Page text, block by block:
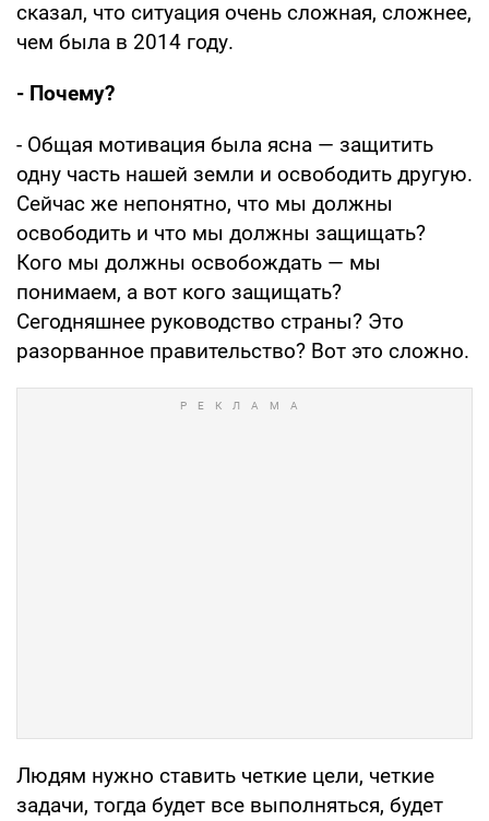
сказал, что ситуация очень сложная, сложнее,
чем была в 2014 году.
- Почему?
- Общая мотивация была ясна — защитить
одну часть нашей земли и освободить другую.
Сейчас же непонятно, что мы должны
освободить и что мы должны защищать?
Кого мы должны освобождать — мы
понимаем, а вот кого защищать?
Сегодняшнее руководство страны? Это
разорванное правительство? Вот это сложно.
Людям нужно ставить четкие цели, четкие
задачи, тогда будет все выполняться, будет